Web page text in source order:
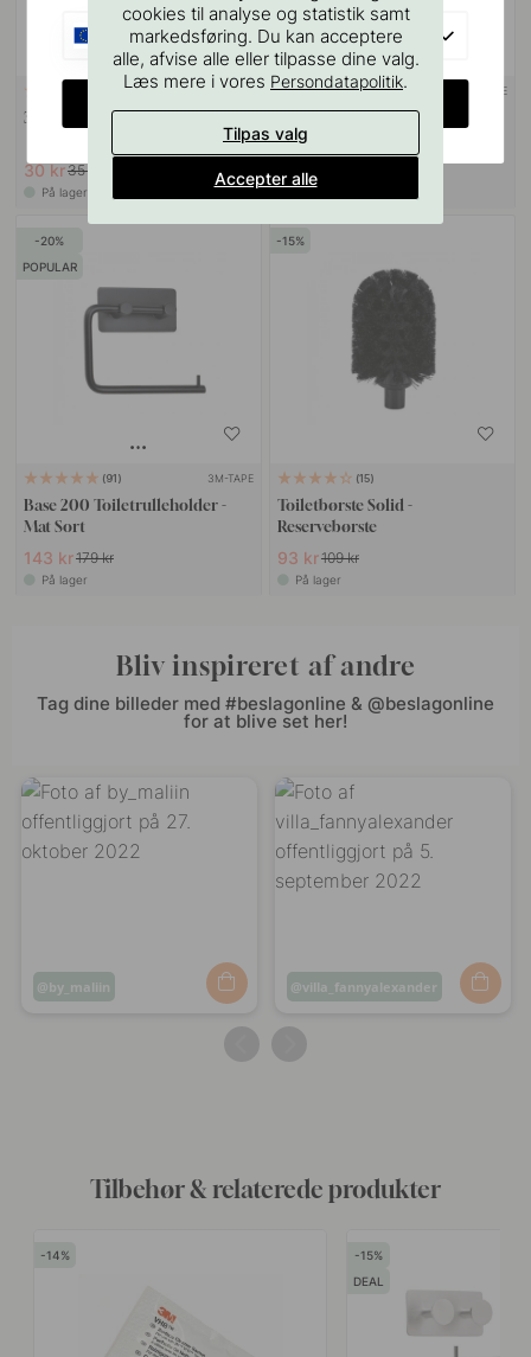
3M Overfladerengøringsserviet
30 kr35 kr
På lager
14 3M-TAPE
Base 200 Reservpapirholder -
Mat Sort
152 kr
På lager
20
POPULAR
91 3M-TAPE
Base 200 Toiletrulleholder -
Mat Sort
143 kr179 kr
På lager
15
15
Toiletbørste Solid -
Reservebørste
93 kr109 kr
På lager
Bliv inspireret af andre
Tag dine billeder med #beslagonline & @beslagonline
for at blive set her!
Opslag
by_maliin
Opslag
villa_fannyalexander
Tilbehør & relaterede produkter
14
15
DEAL
cookies til analyse og statistik samt
markedsføring. Du kan acceptere
alle, afvise alle eller tilpasse dine valg.
Læs mere i vores Persondatapolitik.
Tilpas valg
Accepter alle
EU